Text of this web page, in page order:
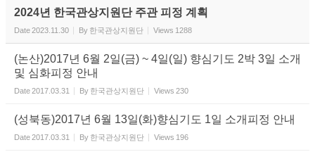
2024년 한국관상지원단 주관 피정 계획
Date2023.11.30 By 한국관상지원단 Views 1288
(논산)2017년 6월 2일(금) ~ 4일(일) 향심기도 2박 3일 소개
및 심화피정 안내
Date2017.03.31 By 한국관상지원단 Views 230
(성북동)2017년 6월 13일(화)향심기도 1일 소개피정 안내
Date2017.03.31 By 한국관상지원단 Views 196